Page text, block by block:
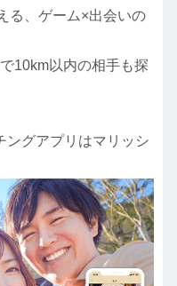
る、ゲーム×出会いの
で10km以内の相手も探
ングアプリはマリッシ